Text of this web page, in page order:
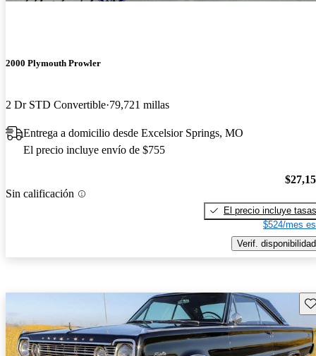
2000 Plymouth Prowler
2 Dr STD Convertible 79,721 millas
Entrega a domicilio desde Excelsior Springs, MO
El precio incluye envío de $755
Sin calificación
El precio incluye tasas
$524/mes
Verif. disponibilidad